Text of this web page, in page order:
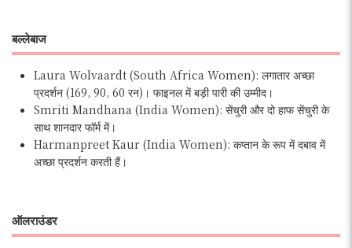
बल्लेबाज
Laura Wolvaardt (South Africa Women): लगातार अच्छा
प्रदर्शन (169, 90, 60 रन)। फाइनल में बड़ी पारी की उम्मीद।
Smriti Mandhana (India Women): सेंचुरी और दो हाफ सेंचुरी के
साथ शानदार फॉर्म में।
Harmanpreet Kaur (India Women): कप्तान के रूप में दबाव में
अच्छा प्रदर्शन करती हैं।
ऑलराउंडर